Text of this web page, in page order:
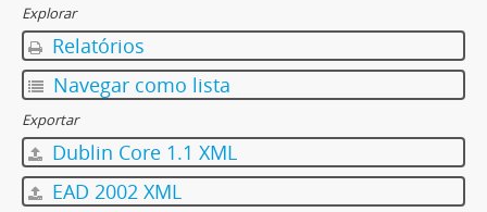
Explorar
Relatórios
Navegar como lista
Exportar
Dublin Core 1.1 XML
EAD 2002 XML